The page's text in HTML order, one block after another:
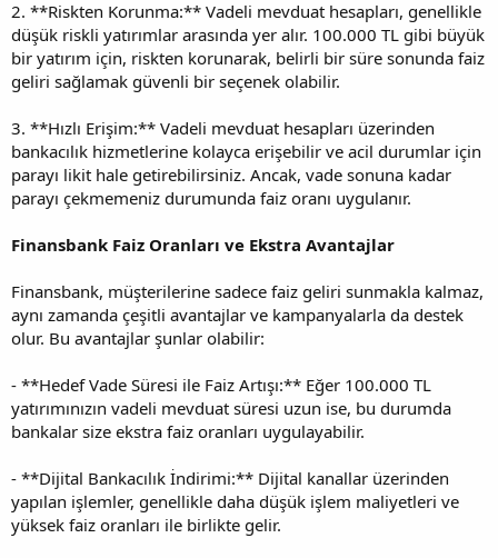
2. **Riskten Korunma:** Vadeli mevduat hesapları, genellikle
düşük riskli yatırımlar arasında yer alır. 100.000 TL gibi büyük
bir yatırım için, riskten korunarak, belirli bir süre sonunda faiz
geliri sağlamak güvenli bir seçenek olabilir.
3. **Hızlı Erişim:** Vadeli mevduat hesapları üzerinden
bankacılık hizmetlerine kolayca erişebilir ve acil durumlar için
parayı likit hale getirebilirsiniz. Ancak, vade sonuna kadar
parayı çekmemeniz durumunda faiz oranı uygulanır.
Finansbank Faiz Oranları ve Ekstra Avantajlar
Finansbank, müşterilerine sadece faiz geliri sunmakla kalmaz,
aynı zamanda çeşitli avantajlar ve kampanyalarla da destek
olur. Bu avantajlar şunlar olabilir:
- **Hedef Vade Süresi ile Faiz Artışı:** Eğer 100.000 TL
yatırımınızın vadeli mevduat süresi uzun ise, bu durumda
bankalar size ekstra faiz oranları uygulayabilir.
- **Dijital Bankacılık İndirimi:** Dijital kanallar üzerinden
yapılan işlemler, genellikle daha düşük işlem maliyetleri ve
yüksek faiz oranları ile birlikte gelir.